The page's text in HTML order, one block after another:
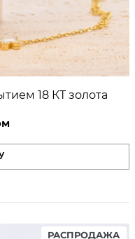
18 КТ золота
РАСПРОДАЖА